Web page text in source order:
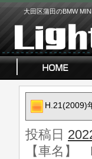
大田区蒲田のBMW
H.21(2009)
投稿日
【車名】